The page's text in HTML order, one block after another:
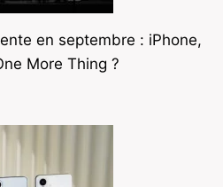
en septembre : iPhone,
More Thing ?